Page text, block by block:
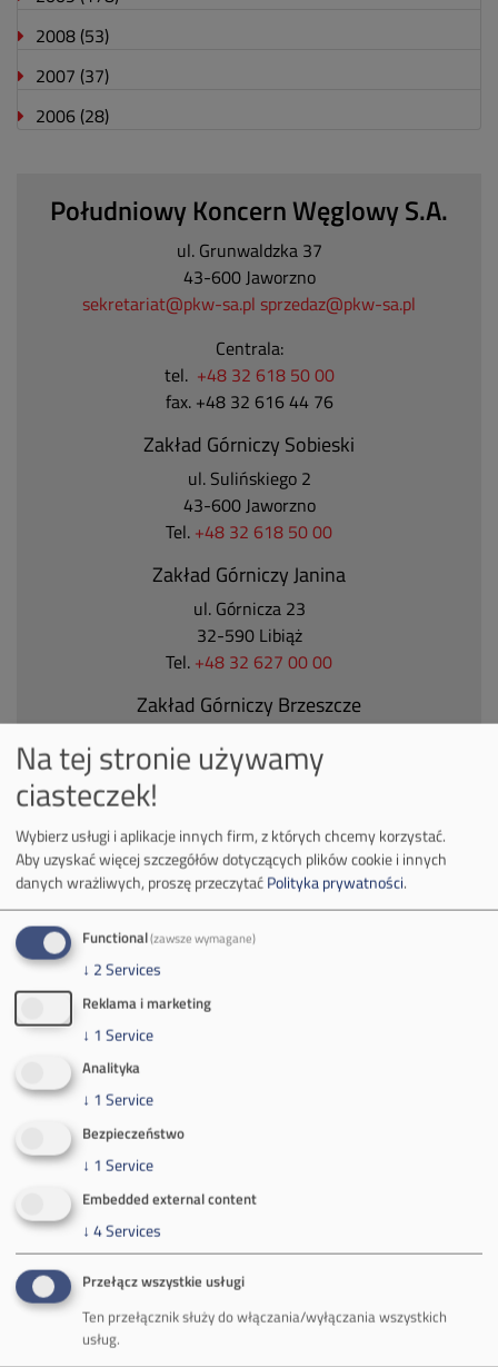
2008 (53)
2007 (37)
2006 (28)
Południowy Koncern Węglowy S.A.
ul. Grunwaldzka 37
43-600 Jaworzno
sekretariat@pkw-sa.pl sprzedaz@pkw-sa.pl
Centrala:
tel. +48 32 618 50 00
fax. +48 32 616 44 76
Zakład Górniczy Sobieski
ul. Sulińskiego 2
43-600 Jaworzno
Tel. +48 32 618 50 00
Zakład Górniczy Janina
ul. Górnicza 23
32-590 Libiąż
Tel. +48 32 627 00 00
Zakład Górniczy Brzeszcze
32-620 Brzeszcze
Kontakt dla mediów:
mail:media@pkw-sa.pl
tel.:+48 32 618 56 02
(poniedziałek-piątek 7:00-15:00)
Zakład Górniczy Janina
Na tej stronie używamy
ciasteczek!
Wybierz usługi i aplikacje innych firm, z których chcemy korzystać.
Aby uzyskać więcej szczegółów dotyczących plików cookie i innych
danych wrażliwych, proszę przeczytaćPolityka prywatności.
Functional(zawsze wymagane)
↓ 2Services
Reklama i marketing
↓ 1 Service
Analityka
↓ 1 Service
Bezpieczeństwo
↓ 1 Service
Embedded external content
↓ 4Services
Przełącz wszystkie usługi
Ten przełącznik służy do włączania/wyłączania wszystkich
usług.